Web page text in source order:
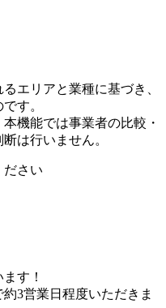
エリアと業種に基づき、
す。
機能では事業者の比較・
は行いません。
ださい
す！
3営業日程度いただきま